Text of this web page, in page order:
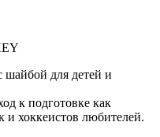
шайбой для детей и
к подготовке как
и хоккеистов любителей.